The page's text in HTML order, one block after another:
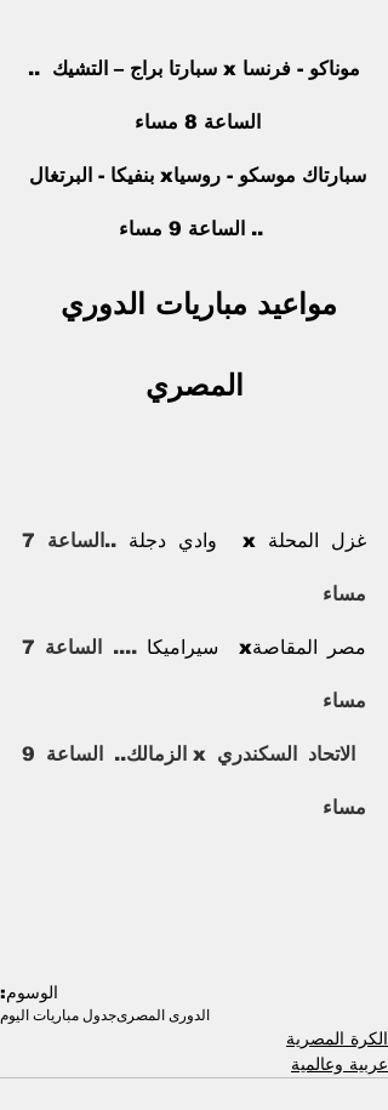
موناكو - فرنسا x سبارتا براج – التشيك  ..
الساعة 8 مساء
سبارتاك موسكو - روسياx بنفيكا - البرتغال
.. الساعة 9 مساء
مواعيد مباريات الدوري
المصري
غزل المحلة x  وادي دجلة
مساء
مصر المقاصةx  سيراميكا
مساء
مساء
الوسوم:
الدورى المصرىجدول مباريات اليوم
الكرة المصرية
عربية وعالمية